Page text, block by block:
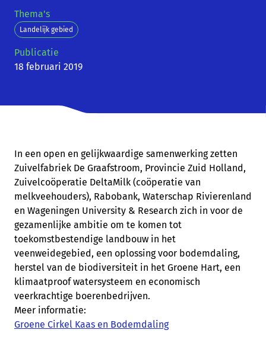
Thema's
Landelijk gebied
Publicatie
18 februari 2019
In een open en gelijkwaardige samenwerking zetten
Zuivelfabriek De Graafstroom, Provincie Zuid Holland,
Zuivelcoöperatie DeltaMilk (coöperatie van
melkveehouders), Rabobank, Waterschap Rivierenland
en Wageningen University & Research zich in voor de
gezamenlijke ambitie om te komen tot
toekomstbestendige landbouw in het
veenweidegebied, een oplossing voor bodemdaling,
herstel van de biodiversiteit in het Groene Hart, een
klimaatproof watersysteem en economisch
veerkrachtige boerenbedrijven.
Meer informatie:
Groene Cirkel Kaas en Bodemdaling